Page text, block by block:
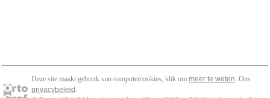
Deze site maakt gebruik van computercookies, klik om meer te weten. Ons
privacybeleid .